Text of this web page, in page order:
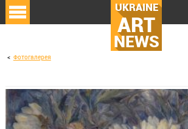
UKRAINE
ART
NEWS
Фотогалерея